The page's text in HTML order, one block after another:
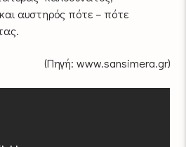
αυστηρός πότε – πότε
(Πηγή: www.sansimera.gr)